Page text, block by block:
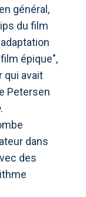
général,
du film
épique",
qui avait
Petersen
.
dans
des